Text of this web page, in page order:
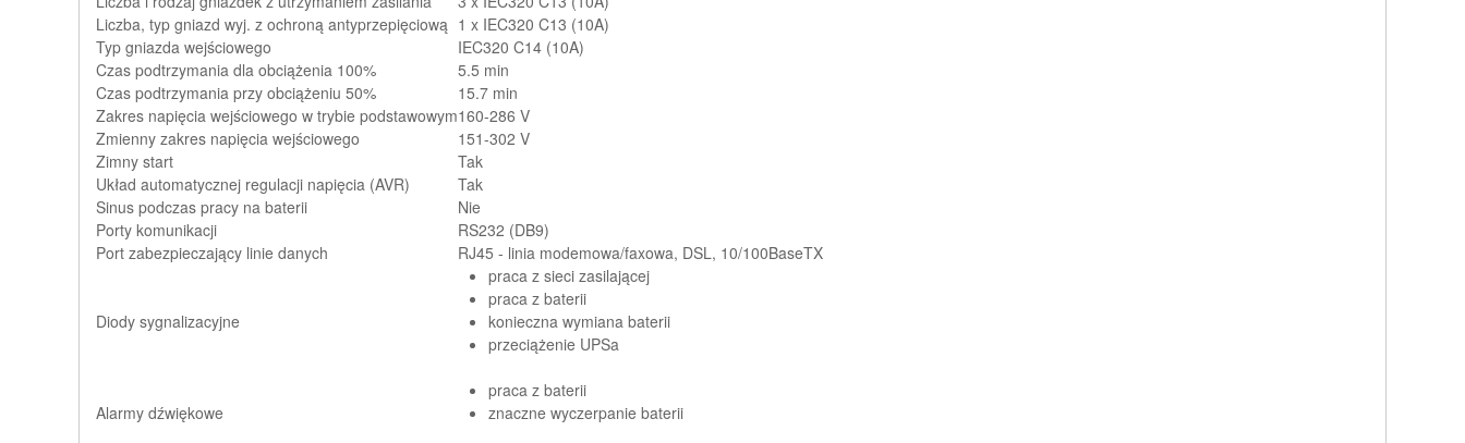
Liczba, typ gniazd wyj. z ochroną antyprzepięciową 1 x IEC320 C13 (10A)
Typ gniazda wejściowego
IEC320 C14 (10A)
Czas podtrzymania dla obciążenia 100%
5.5 min
Czas podtrzymania przy obciążeniu 50%
15.7 min
Zakres napięcia wejściowego w trybie podstawowym160-286 V
Zmienny zakres napięcia wejściowego
151-302 V
Zimny start
Tak
Układ automatycznej regulacji napięcia (AVR)
Tak
Sinus podczas pracy na baterii
Nie
Porty komunikacji
RS232 (DB9)
Port zabezpieczający linie danych
RJ45 - linia modemowa/faxowa, DSL, 10/100BaseTX
Diody sygnalizacyjne
praca z sieci zasilającej
praca z baterii
konieczna wymiana baterii
przeciążenie UPSa
Alarmy dźwiękowe
praca z baterii
znaczne wyczerpanie baterii